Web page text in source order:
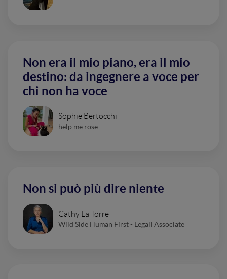
Non era il mio piano, era il mio
destino: da ingegnere a voce per
chi non ha voce
Sophie Bertocchi
help.me.rose
Non si può più dire niente
Cathy La Torre
Wild Side Human First - Legali Associate